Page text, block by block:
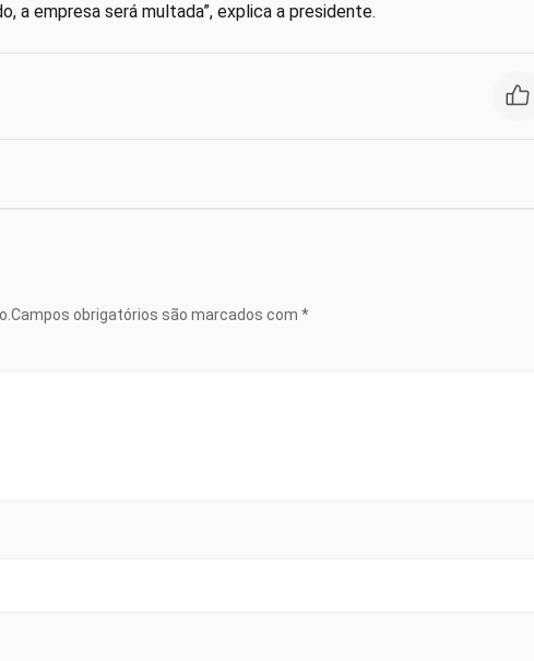
a empresa será multada”, explica a presidente.
Campos obrigatórios são marcados com *